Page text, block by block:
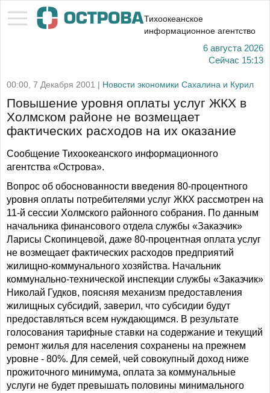
Тихоокеанское
информационное агентство
6 августа 2026
Сейчас 15:13
00:00, 7 Декабря 2001 | Новости экономики Сахалина и Курил
Повышение уровня оплаты услуг ЖКХ в
Холмском районе не возмещает
фактических расходов на их оказание
Сообщение Тихоокеанского информационного
агентства «Острова».
Вопрос об обоснованности введения 80-процентного
уровня оплаты потребителями услуг ЖКХ рассмотрен на
11-й сессии Холмского районного собрания. По данным
начальника финансового отдела службы «Заказчик»
Ларисы Скопинцевой, даже 80-процентная оплата услуг
не возмещает фактических расходов предприятий
жилищно-коммунального хозяйства. Начальник
коммунально-технической инспекции службы «Заказчик»
Николай Гудков, поясняя механизм предоставления
жилищных субсидий, заверил, что субсидии будут
предоставляться всем нуждающимся. В результате
голосования тарифные ставки на содержание и текущий
ремонт жилья для населения сохранены на прежнем
уровне - 80%. Для семей, чей совокупный доход ниже
прожиточного минимума, оплата за коммунальные
услуги не будет превышать половины минимального